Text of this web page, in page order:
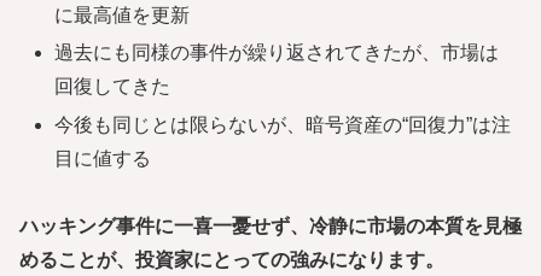
に最高値を更新
過去にも同様の事件が繰り返されてきたが、市場は
回復してきた
今後も同じとは限らないが、暗号資産の“回復力”は注
目に値する
ハッキング事件に一喜一憂せず、冷静に市場の本質を見極
めることが、投資家にとっての強みになります。